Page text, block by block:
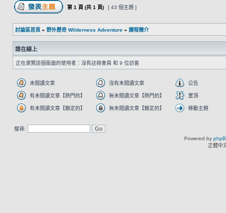
第 1 頁 (共 1 頁) [ 43 個主題 ]
討論區首頁 » 野外歷奇 Wilderness Adventure » 課程簡介
誰在線上
正在瀏覽這個版面的使用者：沒有註冊會員 和 9 位訪客
未閱讀文章 沒有未閱讀文章 公告
有未閱讀文章【熱門的】 無未閱讀文章【熱門的】 置頂
有未閱讀文章【鎖定的】 無未閱讀文章【鎖定的】 移動主題
搜尋:
Powered by
正體中